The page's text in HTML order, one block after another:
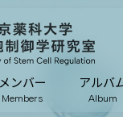
メンバー
Members
アルバ
Album